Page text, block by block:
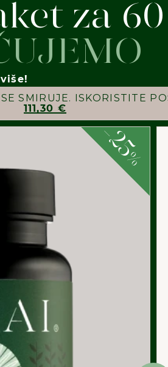
za
SMIRUJE. ISKORISTITE
111,30 €
-
25
%